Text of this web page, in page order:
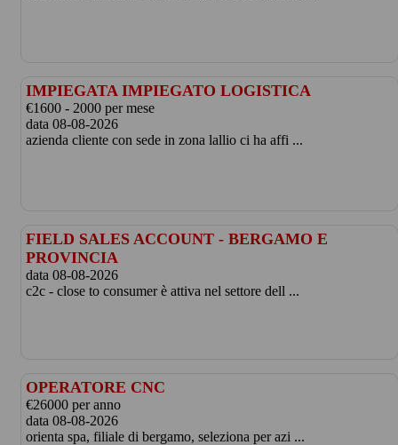
IMPIEGATA IMPIEGATO LOGISTICA
€1600 - 2000 per mese
data 08-08-2026
azienda cliente con sede in zona lallio ci ha affi ...
FIELD SALES ACCOUNT - BERGAMO E
PROVINCIA
data 08-08-2026
c2c - close to consumer è attiva nel settore dell ...
OPERATORE CNC
€26000 per anno
data 08-08-2026
orienta spa, filiale di bergamo, seleziona per azi ...